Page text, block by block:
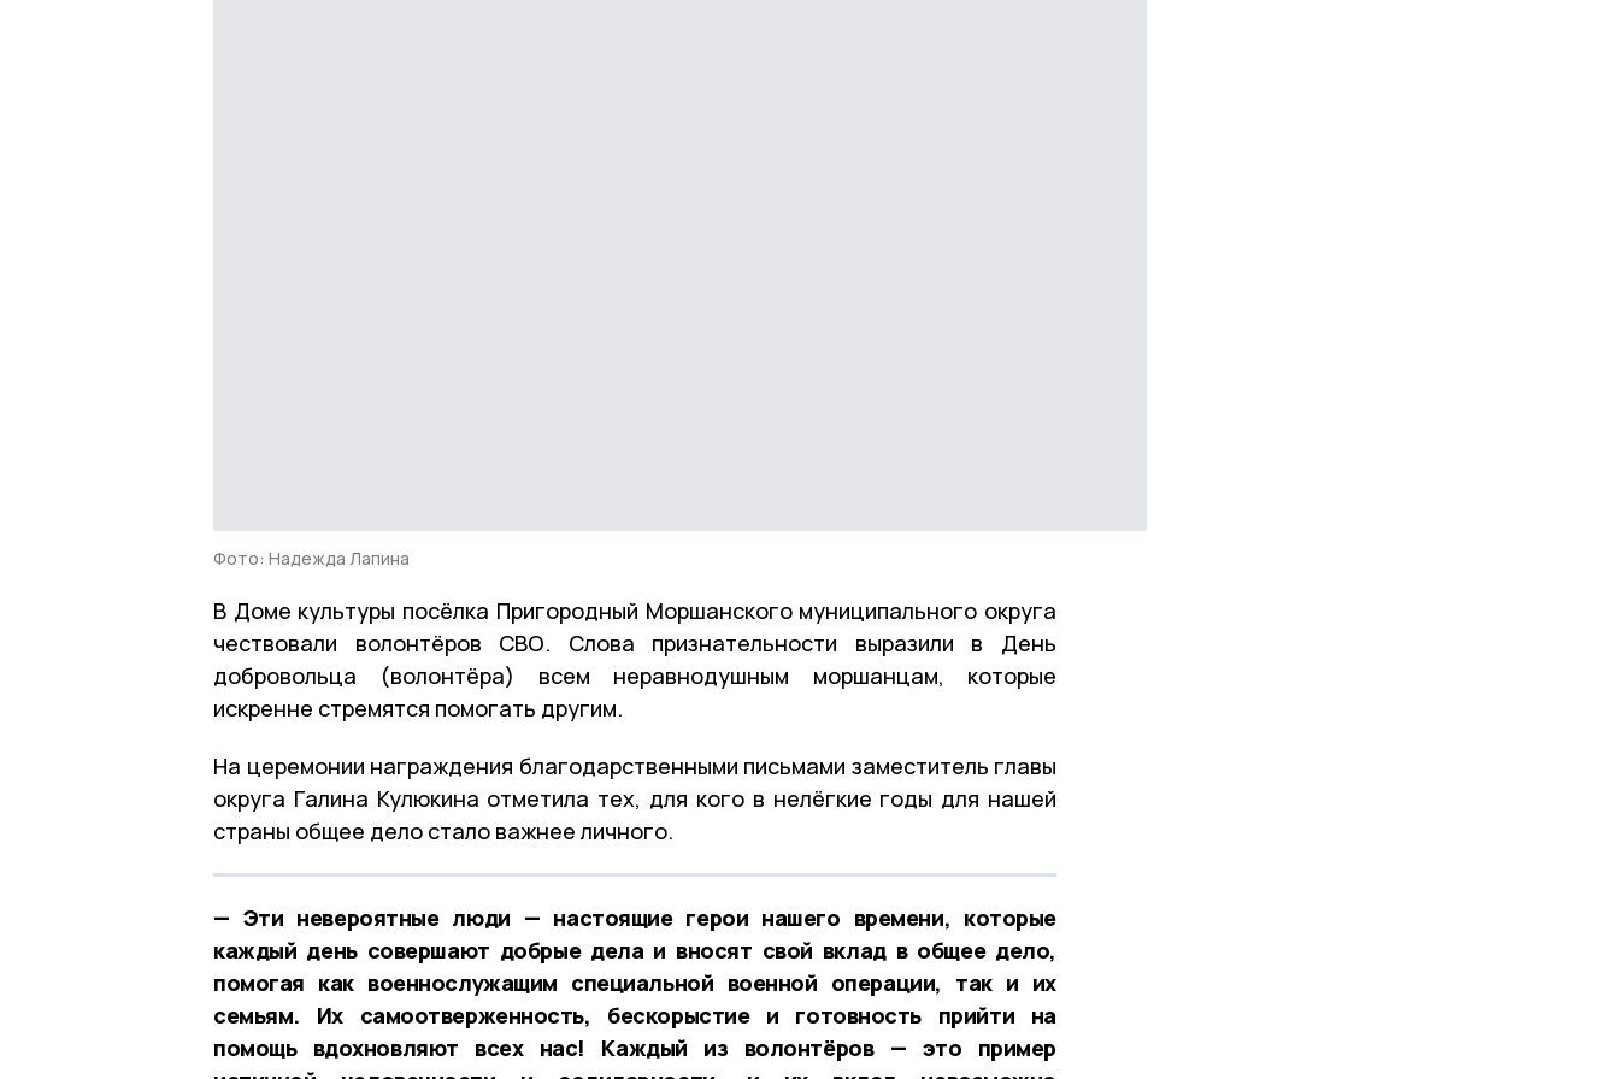
Фото: Надежда Лапина
В Доме культуры посёлка Пригородный Моршанского муниципального округа
чествовали волонтёров СВО. Слова признательности выразили в День
добровольца (волонтёра) всем неравнодушным моршанцам, которые
искренне стремятся помогать другим.
На церемонии награждения благодарственными письмами заместитель главы
округа Галина Кулюкина отметила тех, для кого в нелёгкие годы для нашей
страны общее дело стало важнее личного.
— Эти невероятные люди — настоящие герои нашего времени, которые
каждый день совершают добрые дела и вносят свой вклад в общее дело,
помогая как военнослужащим специальной военной операции, так и их
семьям. Их самоотверженность, бескорыстие и готовность прийти на
помощь вдохновляют всех нас! Каждый из волонтёров — это пример